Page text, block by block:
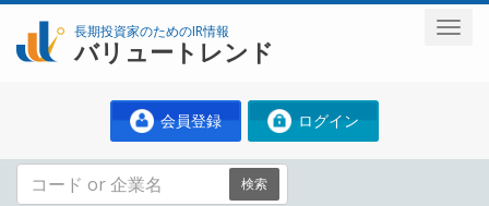
長期投資家のためのIR情報
バリュートレンド
会員登録 ログイン
検索